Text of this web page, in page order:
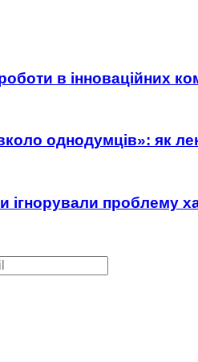
в інноваційних
однодумців»: як
проблему